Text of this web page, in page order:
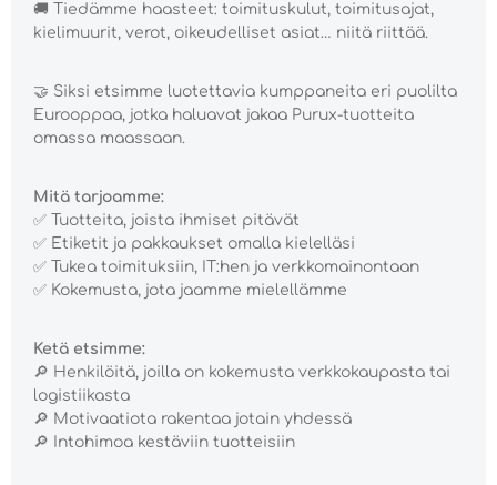
🚚
Tiedämme haasteet: toimituskulut, toimitusajat,
kielimuurit, verot, oikeudelliset asiat… niitä riittää.
🤝 Siksi etsimme luotettavia kumppaneita eri puolilta
Eurooppaa, jotka haluavat jakaa Purux-tuotteita
omassa maassaan.
Mitä tarjoamme:
✅
Tuotteita, joista ihmiset pitävät
✅ Etiketit ja pakkaukset omalla kielelläsi
✅
Tukea toimituksiin, IT:hen ja verkkomainontaan
✅ Kokemusta, jota jaamme mielellämme
Ketä etsimme:
🔎 Henkilöitä, joilla on kokemusta verkkokaupasta tai
logistiikasta
🔎 Motivaatiota rakentaa jotain yhdessä
🔎
Intohimoa kestäviin tuotteisiin